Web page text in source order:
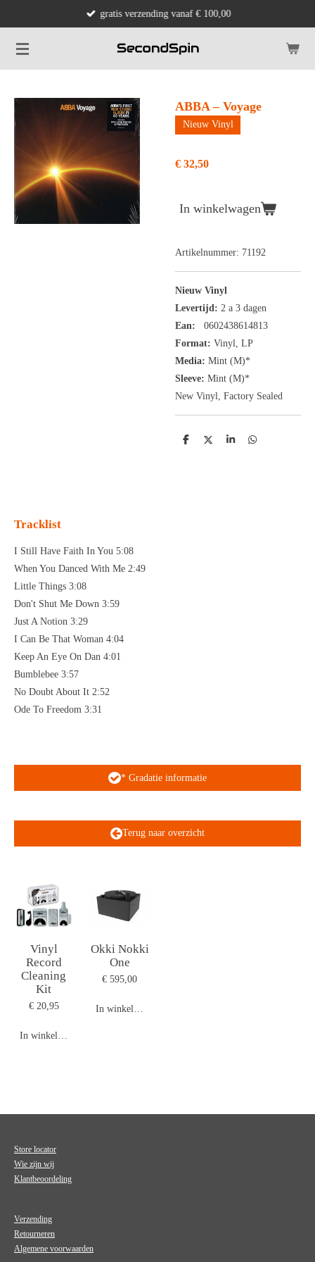
naar
de
gratis verzending vanaf € 100,00
ABBA – Voyage
Nieuw Vinyl
€ 32,50
In winkelwagen
Artikelnummer: 71192
Nieuw Vinyl
Levertijd: 2 a 3 dagen
Ean:
0602438614813
Format: Vinyl, LP
Media: Mint (M)*
Sleeve: Mint (M)*
New Vinyl, Factory Sealed
D
D
S
D
Tracklist
I Still Have Faith In You 5:08
When You Danced With Me 2:49
Little Things 3:08
Don't Shut Me Down 3:59
Just A Notion 3:29
I Can Be That Woman 4:04
Keep An Eye On Dan 4:01
Bumblebee 3:57
No Doubt About It 2:52
Ode To Freedom 3:31
* Gradatie informatie
Terug naar overzicht
Vinyl
Record
Cleaning
Kit
€ 20,95
In winkelwagen
Okki Nokki
One
€ 595,00
In winkelwagen
Store locator
Wie zijn wij
Klantbeoordeling
Verzending
Retourneren
Algemene voorwaarden